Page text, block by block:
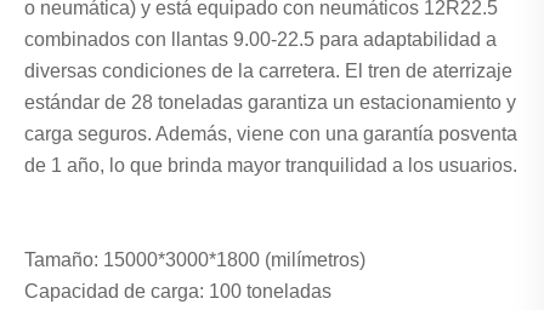
o neumática) y está equipado con neumáticos 12R22.5
combinados con llantas 9.00-22.5 para adaptabilidad a
diversas condiciones de la carretera. El tren de aterrizaje
estándar de 28 toneladas garantiza un estacionamiento y
carga seguros. Además, viene con una garantía posventa
de 1 año, lo que brinda mayor tranquilidad a los usuarios.
Tamaño: 15000*3000*1800 (milímetros)
Capacidad de carga: 100 toneladas